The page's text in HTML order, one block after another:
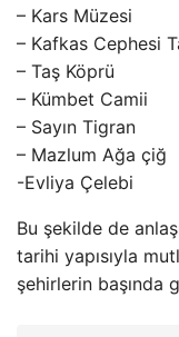
– Kars Müzesi
– Kafkas Cephesi
– Taş Köprü
– Kümbet Camii
– Sayın Tigran
– Mazlum Ağa çiğ
-Evliya Çelebi
Bu şekilde de
tarihi yapısıyla
şehirlerin başında